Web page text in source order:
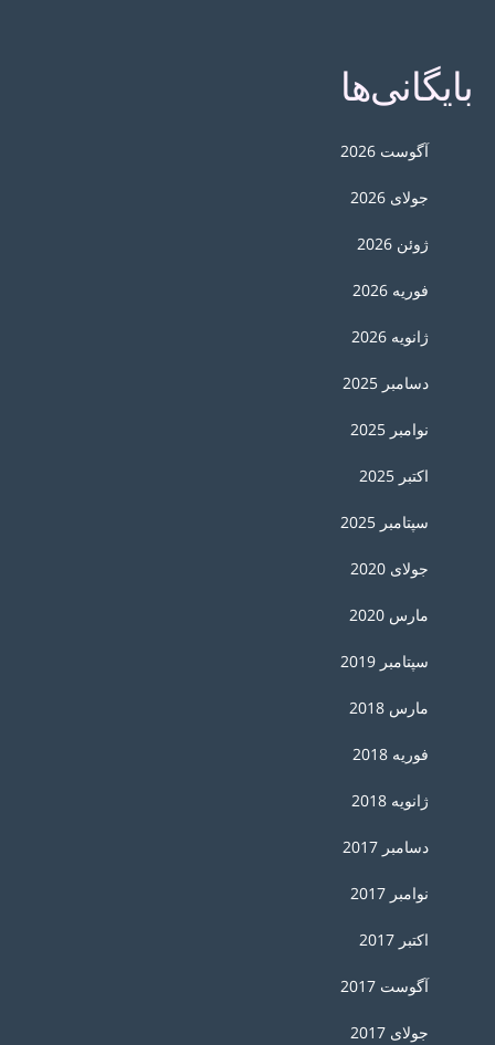
بایگانی‌ها
آگوست 2026
جولای 2026
ژوئن 2026
فوریه 2026
ژانویه 2026
دسامبر 2025
نوامبر 2025
اکتبر 2025
سپتامبر 2025
جولای 2020
مارس 2020
سپتامبر 2019
مارس 2018
فوریه 2018
ژانویه 2018
دسامبر 2017
نوامبر 2017
اکتبر 2017
آگوست 2017
جولای 2017